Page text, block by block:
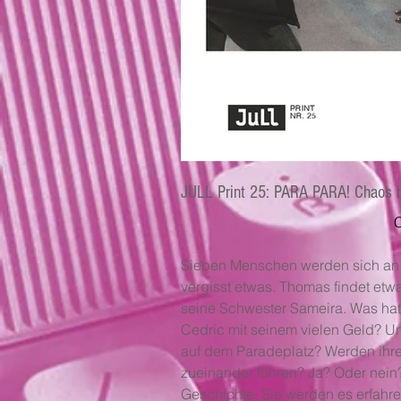
JULL Print 25: PARA PARA! Chaos
Sieben Menschen werden sich
vergisst etwas. Thomas findet
seine Schwester Sameira. Was
Cedric mit seinem vielen Geld?
auf dem Paradeplatz? Werden
zueinander führen? Ja? Oder
Geschichte, Sie werden es